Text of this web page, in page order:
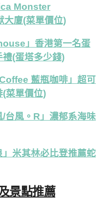
Monster
廈(菜單價位)
」香港第一名蛋
(蛋塔多少錢)
藍瓶咖啡」超可
(菜單價位)
台風。R」濃郁系海味
米其林必比登推薦蛇
景點推薦